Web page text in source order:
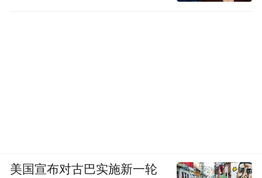
美国宣布对古巴实施新一轮